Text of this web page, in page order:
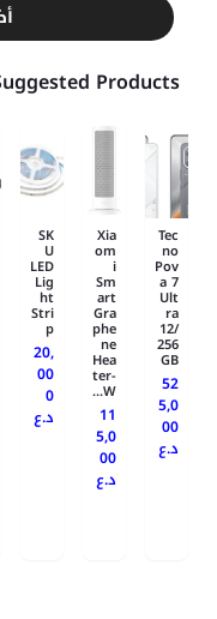
Products
Tec
no
Pov
a 7
Ult
ra
12/
256
GB
52
5,0
00
د.ع
Xia
om
i
Sm
art
Gra
phe
ne
Hea
ter-
W...
11
5,0
00
د.ع
SK
U
LED
Lig
ht
Stri
p
20,
00
0
د.ع